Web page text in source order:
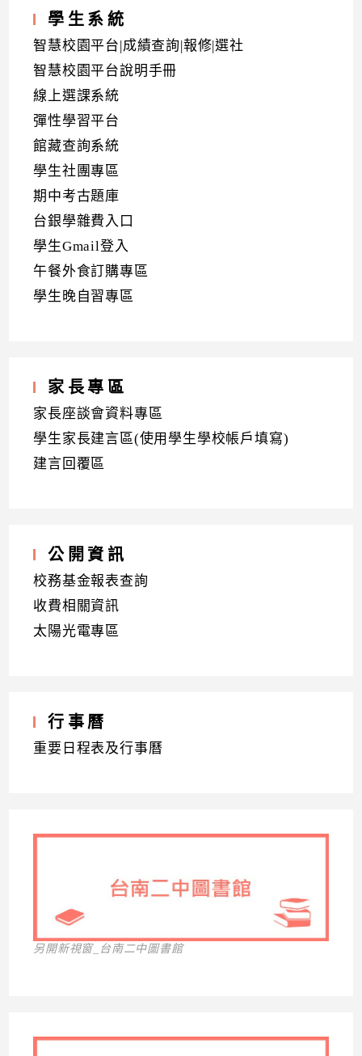
學生系統
智慧校園平台|成績查詢|報修|選社
智慧校園平台說明手冊
線上選課系統
彈性學習平台
館藏查詢系統
學生社團專區
期中考古題庫
台銀學雜費入口
學生Gmail登入
午餐外食訂購專區
學生晚自習專區
家長專區
家長座談會資料專區
學生家長建言區(使用學生學校帳戶填寫)
建言回覆區
公開資訊
校務基金報表查詢
收費相關資訊
太陽光電專區
行事曆
重要日程表及行事曆
另開新視窗_台南二中圖書館